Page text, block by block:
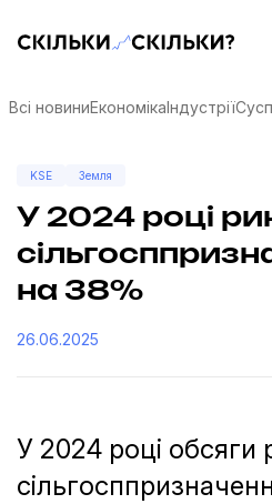
Скільки-скільки? — Медіа
Всі новиниЕкономікаІндустрії
KSE Земля
У 2024 році
на 38%
26.06.2025
У 2024 році обсяги